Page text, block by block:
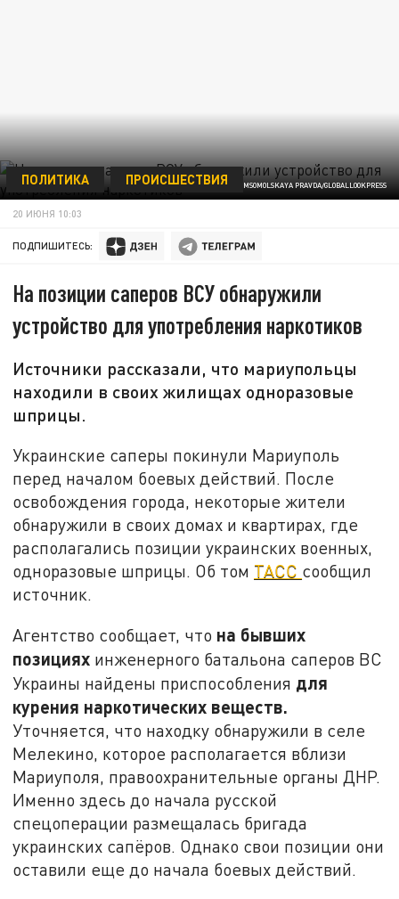
KOMSOMOLSKAYA PRAVDA/GLOBALLOOKPRESS
ПОЛИТИКА ПРОИСШЕСТВИЯ
20 ИЮНЯ 10:03
ПОДПИШИТЕСЬ:
На позиции саперов ВСУ обнаружили
устройство для употребления наркотиков
Источники рассказали, что мариупольцы
находили в своих жилищах одноразовые
шприцы.
Украинские саперы покинули Мариуполь
перед началом боевых действий. После
освобождения города, некоторые жители
обнаружили в своих домах и квартирах, где
располагались позиции украинских военных,
одноразовые шприцы. Об том ТАСС сообщил
источник.
Агентство сообщает, что на бывших
позициях инженерного батальона саперов ВС
Украины найдены приспособления для
курения наркотических веществ.
Уточняется, что находку обнаружили в селе
Мелекино, которое располагается вблизи
Мариуполя, правоохранительные органы ДНР.
Именно здесь до начала русской
спецоперации размещалась бригада
украинских сапёров. Однако свои позиции они
оставили еще до начала боевых действий.